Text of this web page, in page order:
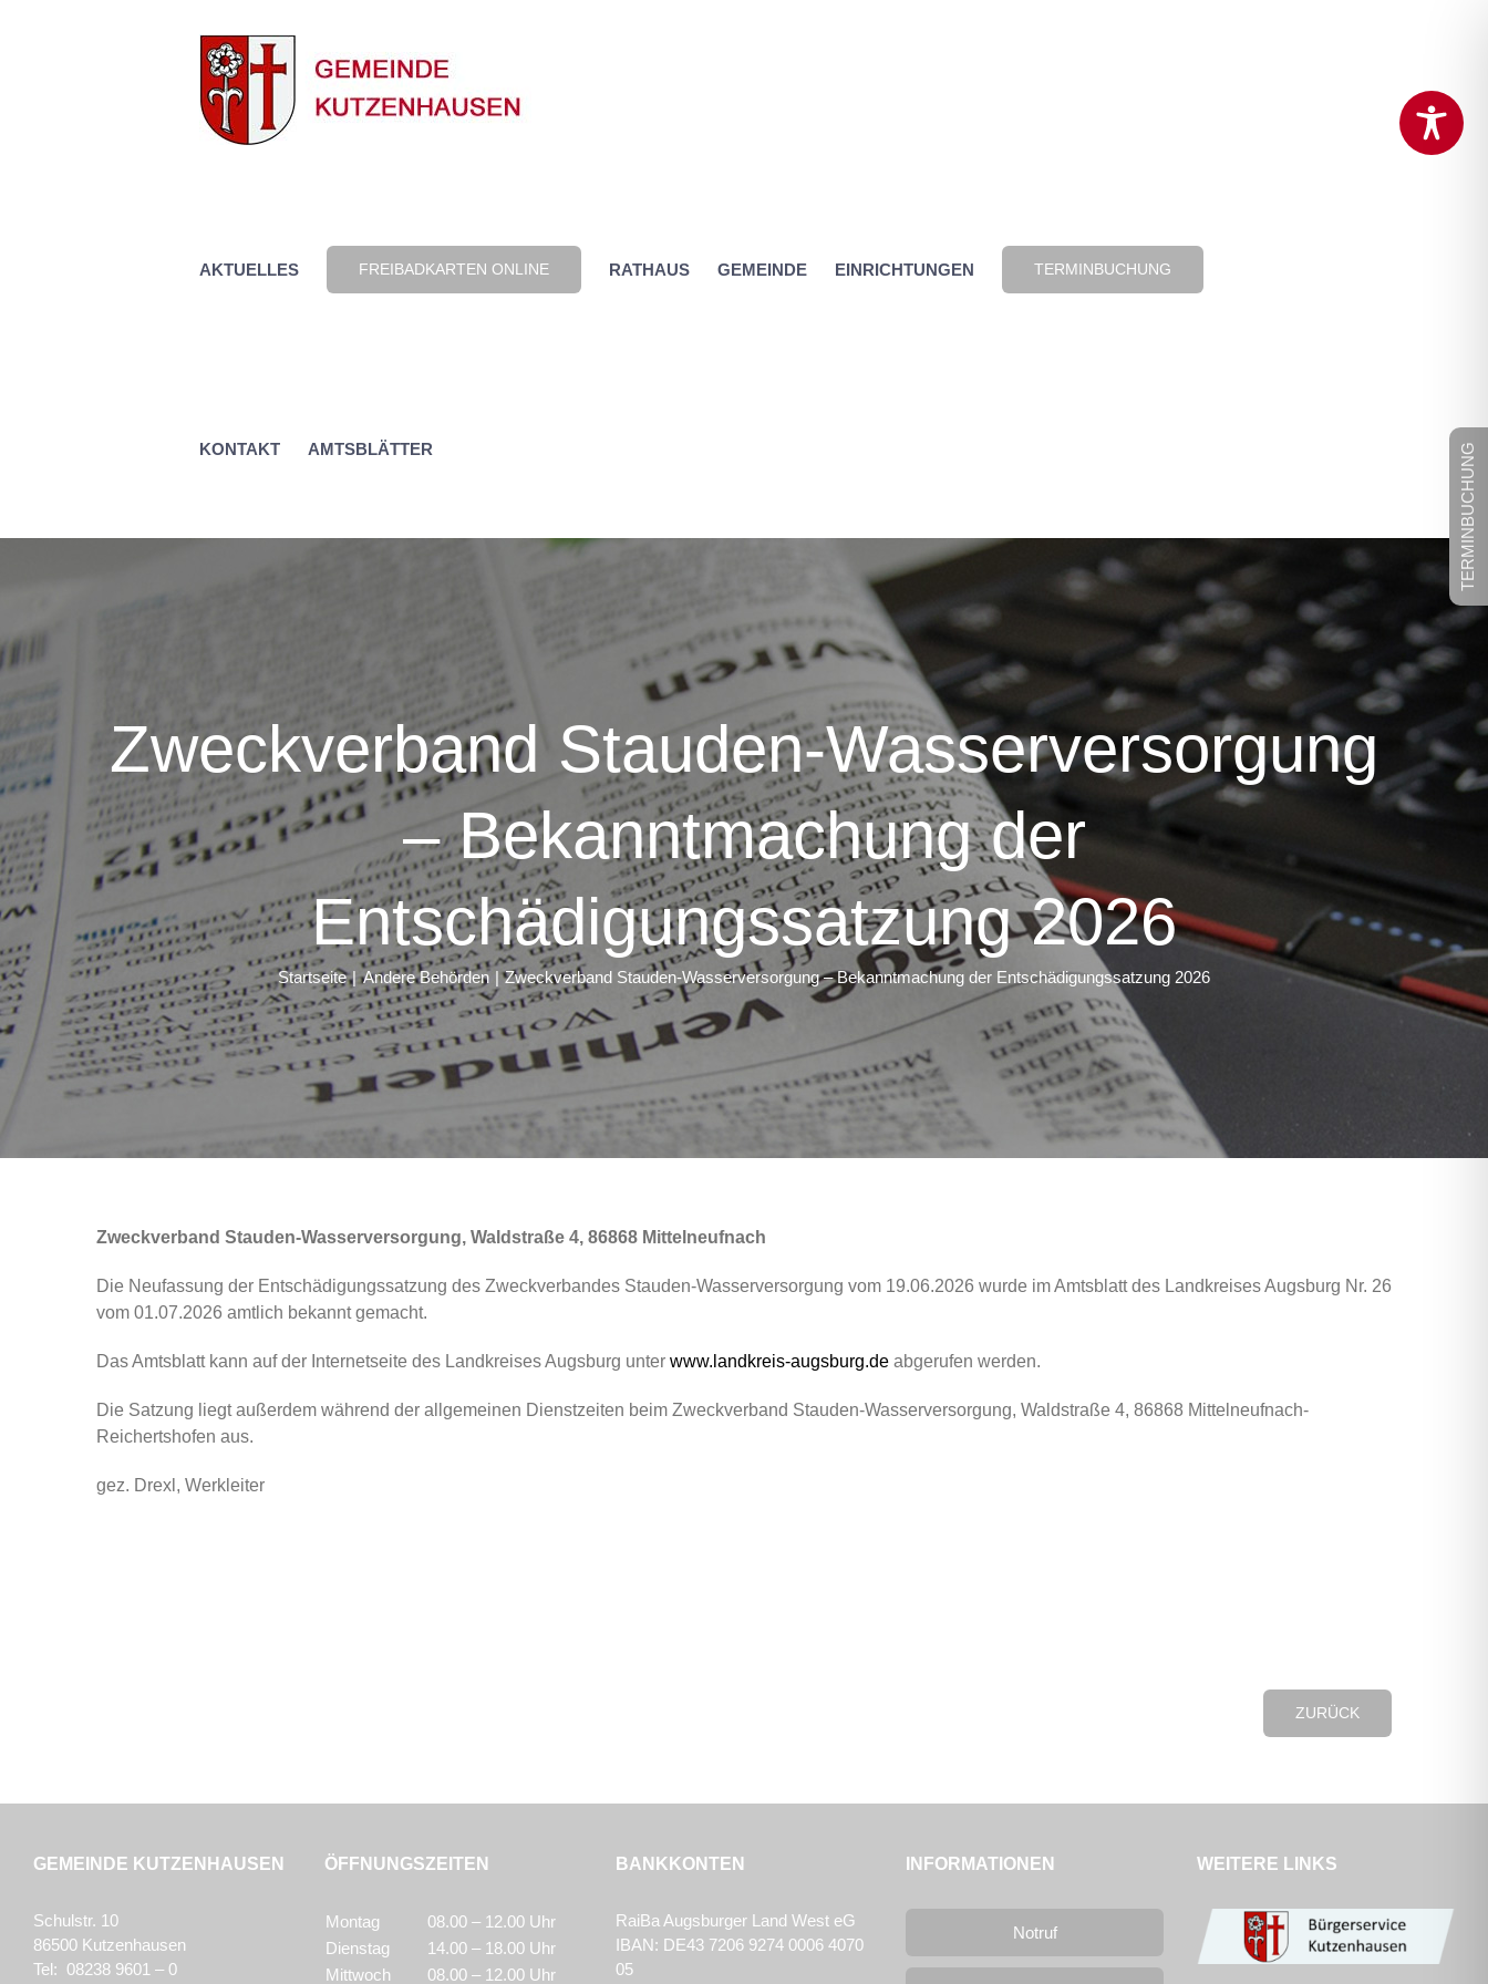
AKTUELLES FREIBADKARTEN ONLINE RATHAUS GEMEINDE EINRICHTUNGEN TERMINBUCHUNG
KONTAKT AMTSBLÄTTER
Zweckverband Stauden-Wasserversorgung
– Bekanntmachung der
Entschädigungssatzung 2026
Startseite Andere Behörden Zweckverband Stauden-Wasserversorgung – Bekanntmachung der Entschädigungssatzung 2026
Zweckverband Stauden-Wasserversorgung, Waldstraße 4, 86868 Mittelneufnach
Die Neufassung der Entschädigungssatzung des Zweckverbandes Stauden-Wasserversorgung vom 19.06.2026 wurde im Amtsblatt des Landkreises Augsburg Nr. 26
vom 01.07.2026 amtlich bekannt gemacht.
Das Amtsblatt kann auf der Internetseite des Landkreises Augsburg unter www.landkreis-augsburg.deabgerufen werden.
Die Satzung liegt außerdem während der allgemeinen Dienstzeiten beim Zweckverband Stauden-Wasserversorgung, Waldstraße 4, 86868 Mittelneufnach-
Reichertshofen aus.
gez. Drexl, Werkleiter
ZURÜCK
GEMEINDE KUTZENHAUSEN
Schulstr. 10
86500 Kutzenhausen
Tel: 08238 9601 – 0
ÖFFNUNGSZEITEN
Montag
08.00 – 12.00 Uhr
Dienstag
14.00 – 18.00 Uhr
Mittwoch
08.00 – 12.00 Uhr
BANKKONTEN
RaiBa Augsburger Land West eG
IBAN: DE43 7206 9274 0006 4070
05
INFORMATIONEN
Notruf
WEITERE LINKS
TERMINBUCHUNG